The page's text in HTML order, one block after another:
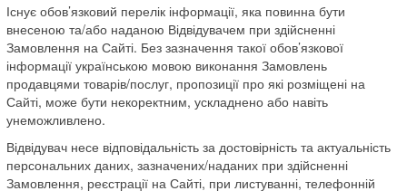
Існує обов’язковий перелік інформації, яка повинна бути
внесеною та/або наданою Відвідувачем при здійсненні
Замовлення на Сайті. Без зазначення такої обов’язкової
інформації українською мовою виконання Замовлень
продавцями товарів/послуг, пропозиції про які розміщені на
Сайті, може бути некоректним, ускладнено або навіть
унеможливлено.
Відвідувач несе відповідальність за достовірність та актуальність
персональних даних, зазначених/наданих при здійсненні
Замовлення, реєстрації на Сайті, при листуванні, телефонній